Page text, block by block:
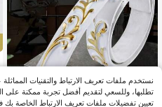
نستخدم ملفات تعريف الارتباط والتقنيات
تطلبها، وللسعي لتقديم أفضل تجربة ممكنة على
تعيين تفضيلات ملفات تعريف الارتباط الخاصة